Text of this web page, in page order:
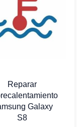
Reparar
Galaxy
S8